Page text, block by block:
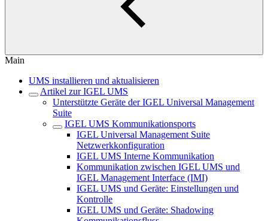
Main
UMS installieren und aktualisieren
Artikel zur IGEL UMS
Unterstützte Geräte der IGEL Universal Management
Suite
IGEL UMS Kommunikationsports
IGEL Universal Management Suite
Netzwerkkonfiguration
IGEL UMS Interne Kommunikation
Kommunikation zwischen IGEL UMS und
IGEL Management Interface (IMI)
IGEL UMS und Geräte: Einstellungen und
Kontrolle
IGEL UMS und Geräte: Shadowing